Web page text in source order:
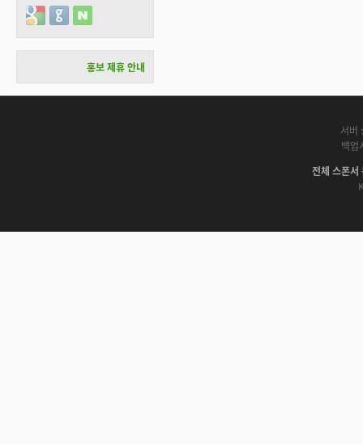
Login with Google
Login with GitHub
Login with Naver
홍보 제휴 안내
서버
백업
전체 스폰서